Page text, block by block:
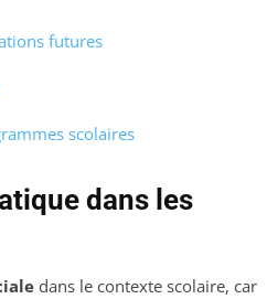
futures
scolaires
dans les
dans le contexte scolaire, car